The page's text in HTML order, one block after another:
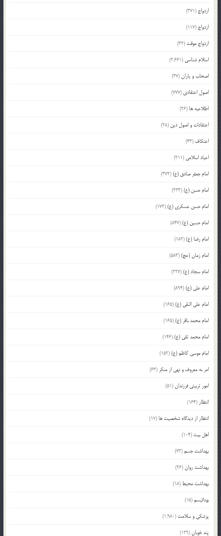
ازدواج (371)
ازدواج (117)
ازدواج موقت (32)
اسلام شناسی (2,661)
اصحاب و یاران(37)
اصول اعتقادی (777)
اطلاعیه ها (26)
اعتقادات و اصول دین (28)
اعتکاف (43)
اعیاد اسلامی (211)
امام جعفر صادق (ع)(372)
امام حسن (ع)(233)
امام حسن عسکری (ع)(172)
امام حسین (ع)(847)
امام رضا (ع)(182)
امام زمان (عج)(583)
امام سجاد (ع)(227)
امام علی (ع)(894)
امام علی النقی (ع)(165)
امام محمد باقر (ع)(165)
امام محمد تقی (ع)(146)
امام موسی کاظم (ع)(152)
امر به معروف و نهی از منکر (63)
امور تربیتی فرزندان(51)
انتظار (164)
انتظار از دیدگاه شخصیت ها (17)
اهل بیت (104)
بهداشت جسم(73)
بهداشت روان(26)
بهداشت محیط (18)
بودائیسم(15)
پزشکی و سلامت (1,980)
پند خوبان(129)